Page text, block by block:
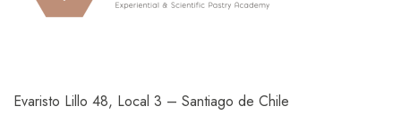
Evaristo Lillo 48, Local 3 – Santiago de Chile